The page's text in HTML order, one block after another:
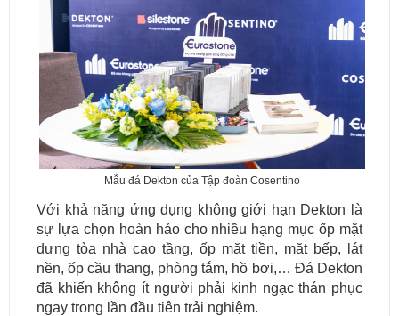
Mẫu đá Dekton của Tập đoàn Cosentino
Với khả năng ứng dụng không giới hạn Dekton là
sự lựa chọn hoàn hảo cho nhiều hạng mục ốp mặt
dựng tòa nhà cao tầng, ốp mặt tiền, mặt bếp, lát
nền, ốp cầu thang, phòng tắm, hồ bơi,… Đá Dekton
đã khiến không ít người phải kinh ngạc thán phục
ngay trong lần đầu tiên trải nghiệm.